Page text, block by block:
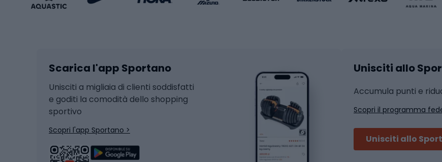
Sci di fondo
Hockey
Snowboard
Skitouring
Pattini da ghiaccio
Sci da sci alpinismo
Abbigliamento
Sport con le
Badminton
Ping pong
Tennis
Scarica l'app Sportano
Unisciti a migliaia di clienti soddisfatti
e goditi la comodità dello shopping
sportivo
Scopri l'app Sportano >
Unisciti allo
Accumula punti e
Scopri il programma
Unisciti allo